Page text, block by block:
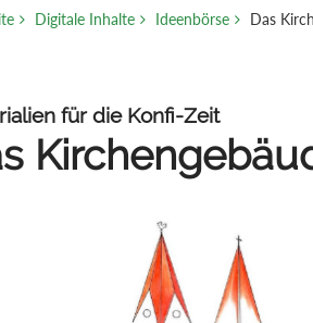
Digitale Inhalte Ideenbörse Das
für die Konfi-Zeit